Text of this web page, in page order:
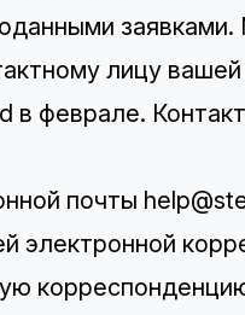
лицу
в феврале.
почты
электронной